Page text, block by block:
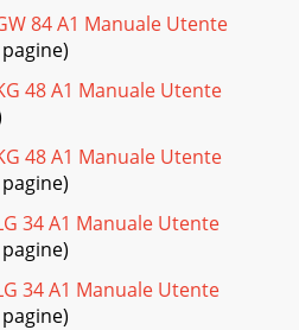
. . . . . . . . . . . . . . . . . . .
. . . . . . . 38Информация з
for
operating instructions
Barbecue F
за това
ръководство за
на кръглата скара-грил FRG
84 A1 Manuale Utente
48 A1 Manuale Utente
48 A1 Manuale Utente
34 A1 Manuale Utente
34 A1 Manuale Utente